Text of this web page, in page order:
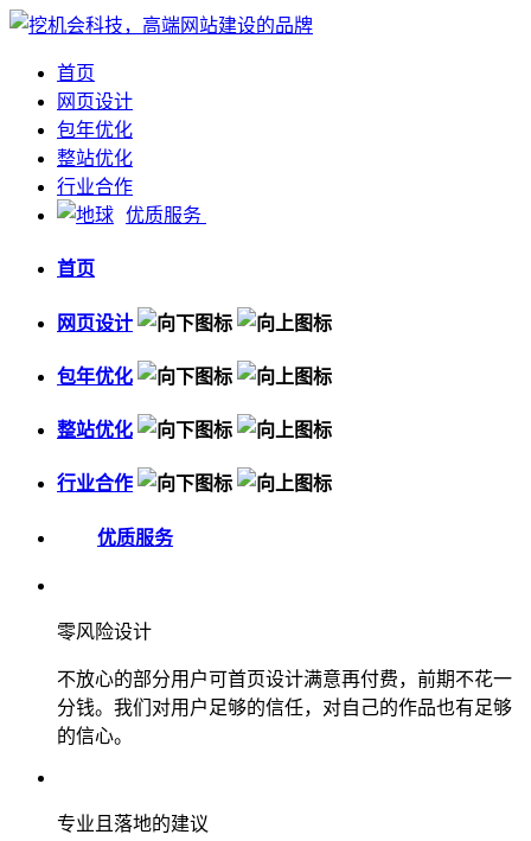
首页
网页设计
包年优化
整站优化
行业合作
优质服务
首页
网页设计
包年优化
整站优化
行业合作
优质服务
零风险设计
不放心的部分用户可首页设计满意再付费，前期不花一
分钱。我们对用户足够的信任，对自己的作品也有足够
的信心。
专业且落地的建议